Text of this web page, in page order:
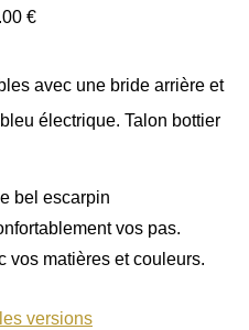
€
avec une bride arrière et
électrique. Talon bottier
bel escarpin
vos pas.
vos matières et couleurs.
versions